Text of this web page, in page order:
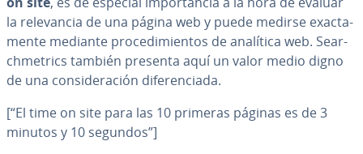
la re­le­va­n­cia de una página web y puede medirse exac­ta­
me­n­te mediante pro­ce­di­mie­n­tos de analítica web. Sea­r­
ch­me­tri­cs también presenta aquí un valor medio digno
de una co­n­si­de­ra­ción di­fe­re­n­cia­da.
[“El time on site para las 10 primeras páginas es de 3
minutos y 10 segundos”]